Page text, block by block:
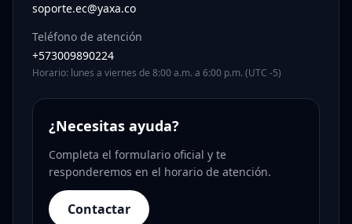
soporte.ec@yaxa.co
Teléfono de atención
+573009890224
Horario: lunes a viernes de 8:00 a.m. a 6:00 p.m. (UTC -5)
¿Necesitas ayuda?
Completa el formulario oficial y te
responderemos en el horario de atención.
Contactar